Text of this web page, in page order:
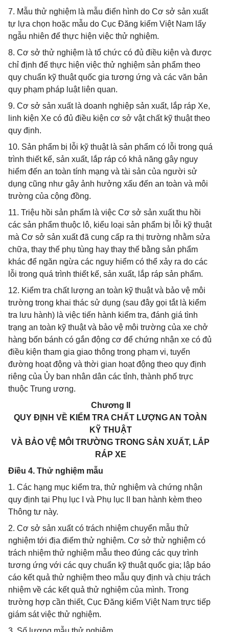
7. Mẫu thử nghiệm là mẫu điển hình do Cơ sở sản xuất
tự lựa chọn hoặc mẫu do Cục Đăng kiểm Việt Nam lấy
ngẫu nhiên để thực hiện việc thử nghiệm.
8. Cơ sở thử nghiệm là tổ chức có đủ điều kiện và được
chỉ định để thực hiện việc thử nghiệm sản phẩm theo
quy chuẩn kỹ thuật quốc gia tương ứng và các văn bản
quy phạm pháp luật liên quan.
9. Cơ sở sản xuất là doanh nghiệp sản xuất, lắp ráp Xe,
linh kiện Xe có đủ điều kiện cơ sở vật chất kỹ thuật theo
quy định.
10. Sản phẩm bị lỗi kỹ thuật là sản phẩm có lỗi trong quá
trình thiết kế, sản xuất, lắp ráp có khả năng gây nguy
hiểm đến an toàn tính mạng và tài sản của người sử
dụng cũng như gây ảnh hưởng xấu đến an toàn và môi
trường của cộng đồng.
11. Triệu hồi sản phẩm là việc Cơ sở sản xuất thu hồi
các sản phẩm thuộc lô, kiểu loại sản phẩm bị lỗi kỹ thuật
mà Cơ sở sản xuất đã cung cấp ra thị trường nhằm sửa
chữa, thay thế phụ tùng hay thay thế bằng sản phẩm
khác để ngăn ngừa các nguy hiểm có thể xảy ra do các
lỗi trong quá trình thiết kế, sản xuất, lắp ráp sản phẩm.
12. Kiểm tra chất lượng an toàn kỹ thuật và bảo vệ môi
trường trong khai thác sử dụng (sau đây gọi tắt là kiểm
tra lưu hành) là việc tiến hành kiểm tra, đánh giá tình
trạng an toàn kỹ thuật và bảo vệ môi trường của xe chở
hàng bốn bánh có gắn động cơ để chứng nhận xe có đủ
điều kiện tham gia giao thông trong phạm vi, tuyến
đường hoạt động và thời gian hoạt động theo quy định
riêng của Ủy ban nhân dân các tỉnh, thành phố trực
thuộc Trung ương.
Chương II
QUY ĐỊNH VỀ KIỂM TRA CHẤT LƯỢNG AN TOÀN
KỸ THUẬT
VÀ BẢO VỆ MÔI TRƯỜNG TRONG SẢN XUẤT, LẮP
RÁP XE
Điều 4. Thử nghiệm mẫu
1. Các hạng mục kiểm tra, thử nghiệm và chứng nhận
quy định tại Phụ lục I và Phụ lục II ban hành kèm theo
Thông tư này.
2. Cơ sở sản xuất có trách nhiệm chuyển mẫu thử
nghiệm tới địa điểm thử nghiệm. Cơ sở thử nghiệm có
trách nhiệm thử nghiệm mẫu theo đúng các quy trình
tương ứng với các quy chuẩn kỹ thuật quốc gia; lập báo
cáo kết quả thử nghiệm theo mẫu quy định và chịu trách
nhiệm về các kết quả thử nghiệm của mình. Trong
trường hợp cần thiết, Cục Đăng kiểm Việt Nam trực tiếp
giám sát việc thử nghiệm.